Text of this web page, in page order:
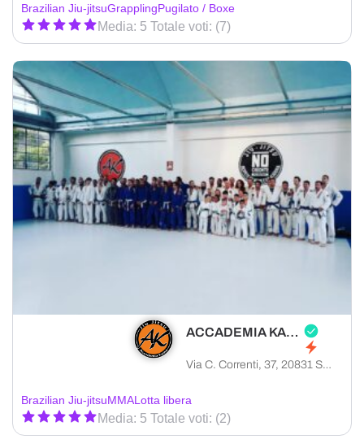
Brazilian Jiu-jitsuGrapplingPugilato / Boxe
Media: 5 Totale voti: (7)
ACCADEMIA KAMA
Via C. Correnti, 37, 20831 Seregno MB, Italia
Brazilian Jiu-jitsuMMALotta libera
Media: 5 Totale voti: (2)